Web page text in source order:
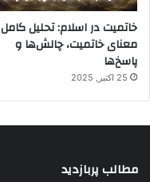
خاتمیت در اسلام: تحلیل کامل
معنای خاتمیت، چالش‌ها و
پاسخ‌ها
25 اکتبر, 2025
مطالب پربازدید